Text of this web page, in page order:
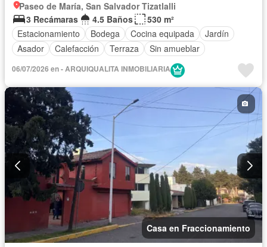
Paseo de María, San Salvador Tizatlalli
3 Recámaras
4.5 Baños
530 m²
Estacionamiento
Bodega Cocina equipada
Jardín
Asador
Calefacción Terraza Sin amueblar
06/07/2026 en - ARQUIQUALITA INMOBILIARIA
Casa en Fraccionamiento